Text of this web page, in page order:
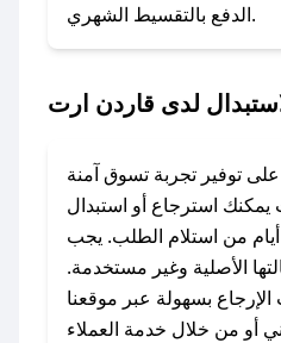
المفضل؟
لمتجرك المفضل، يمكنك
أسرع وقت ممكن.
### كيف تحصل على كوبونات خصم حصرية من
قاردن ارت؟
وخصومات حصرية، قم بما
يلي:
- اضغط على أيقونة متابعة لمتجر قاردن ارت في
تطبيق صحصح.
الدفع بالتقسيط الشهري.
لدى قاردن ارت
توفير تجربة تسوق آمنة
يمكنك استرجاع أو استبدال
المنتجات مجانًا خلال 7 أيام من استلام الطلب. يجب
الأصلية وغير مستخدمة.
بسهولة عبر موقعنا